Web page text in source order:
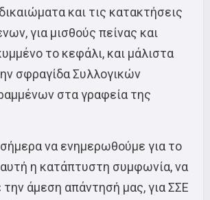
και τις κατακτήσεις
για μισθούς πείνας και
το κεφάλι, και μάλιστα
σφραγίδα Συλλογικών
στα γραφεία της
σήμερα να ενημερωθούμε για το
η κατάπτυστη συμφωνία, να
άμεση απάντησή μας, για ΣΣΕ